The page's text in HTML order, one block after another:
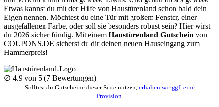
Etwas kannst du mit der Hilfe von Haustürenland schon bald dein
Eigen nennen. Möchtest du eine Tür mit großem Fenster, einer
ausgefallenen Farbe, oder soll sie besonders robust sein? Hier wirst
du 2026 sicher fündig. Mit einem Haustürenland Gutschein von
COUPONS.DE sicherst du dir deinen neuen Hauseingang zum
Hammerpreis!
∅ 4.9 von 5 (7 Bewertungen)
Solltest du Gutscheine dieser Seite nutzen, erhalten wir ggf. eine
Provision